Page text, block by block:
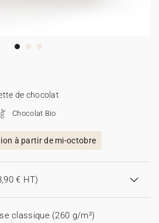
de chocolat
Chocolat Bio
à partir de mi-octobre
€ HT)
classique (260 g/m²)